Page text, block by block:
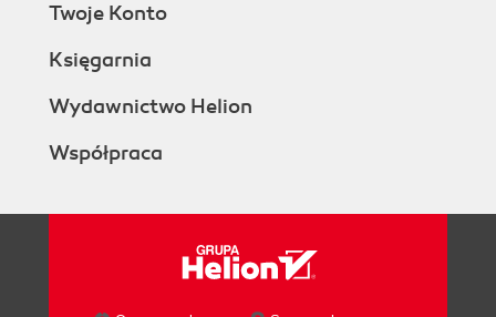
Twoje Konto
Księgarnia
Wydawnictwo Helion
Współpraca